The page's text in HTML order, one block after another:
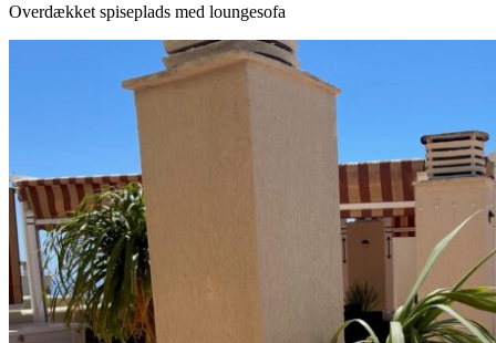
Overdækket spiseplads med loungesofa